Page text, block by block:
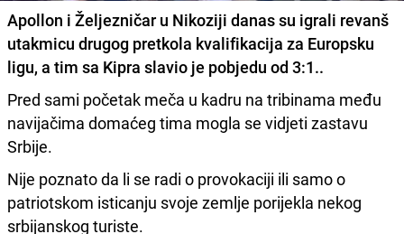
Apollon i Željezničar u Nikoziji danas su igrali revanš
utakmicu drugog pretkola kvalifikacija za Europsku
ligu, a tim sa Kipra slavio je pobjedu od 3:1..
Pred sami početak meča u kadru na tribinama među
navijačima domaćeg tima mogla se vidjeti zastavu
Srbije.
Nije poznato da li se radi o provokaciji ili samo o
patriotskom isticanju svoje zemlje porijekla nekog
srbijanskog turiste.